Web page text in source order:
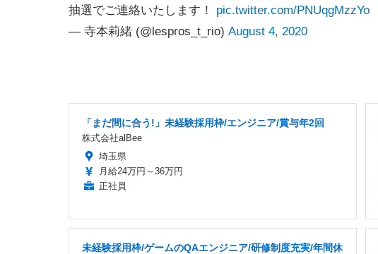
抽選でご連絡いたします！ pic.twitter.com/PNUqgMzzYo
— 寺本莉緒 (@lespros_t_rio) August 4, 2020
「まだ間に合う!」未経験採用枠/エンジニア/賞与年2回
株式会社alBee
埼玉県
月給24万円～36万円
正社員
未経験採用枠/ゲームのQAエンジニア/研修制度充実/年間休